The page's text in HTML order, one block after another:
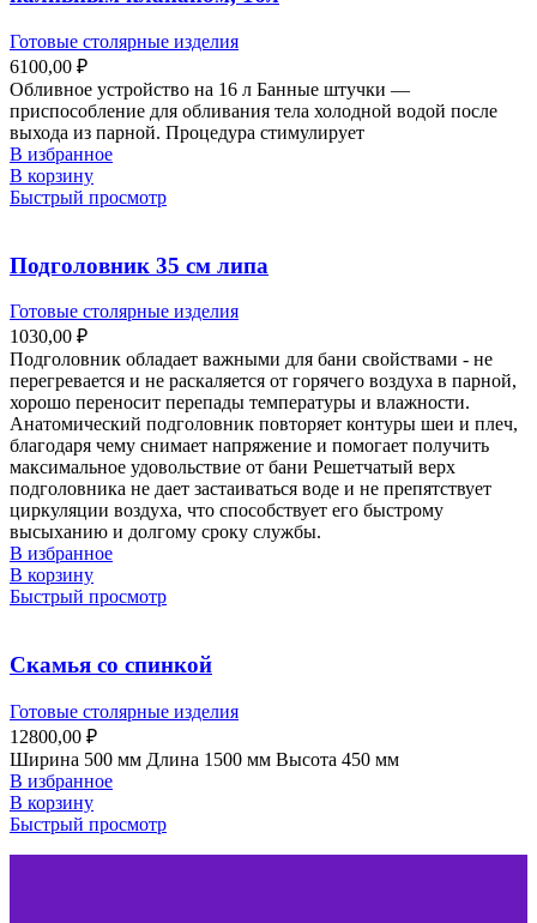
Готовые столярные изделия
6100,00 ₽
Обливное устройство на 16 л Банные штучки —
приспособление для обливания тела холодной водой после
выхода из парной. Процедура стимулирует
В избранное
В корзину
Быстрый просмотр
Подголовник 35 см липа
Готовые столярные изделия
1030,00 ₽
Подголовник обладает важными для бани свойствами - не
перегревается и не раскаляется от горячего воздуха в парной,
хорошо переносит перепады температуры и влажности.
Анатомический подголовник повторяет контуры шеи и плеч,
благодаря чему снимает напряжение и помогает получить
максимальное удовольствие от бани Решетчатый верх
подголовника не дает застаиваться воде и не препятствует
циркуляции воздуха, что способствует его быстрому
высыханию и долгому сроку службы.
В избранное
В корзину
Быстрый просмотр
Скамья со спинкой
Готовые столярные изделия
12800,00 ₽
Ширина 500 мм Длина 1500 мм Высота 450 мм
В избранное
В корзину
Быстрый просмотр